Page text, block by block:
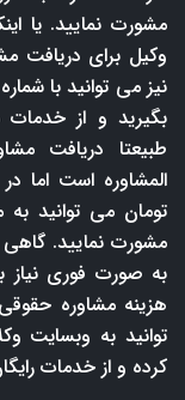
مشورت نمایید. یا
وکیل برای دریافت
بگیرید و از
طبیعتا دریافت
مشورت نمایید. گاهی
به صورت فوری نیاز
هزینه مشاوره
توانید به وبسایت
کرده و از خدمات